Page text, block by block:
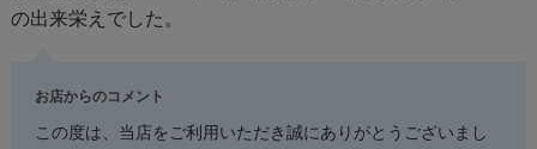
の出来栄えでした。
お店からのコメント
この度は、当店をご利用いただき誠にありがとうございまし